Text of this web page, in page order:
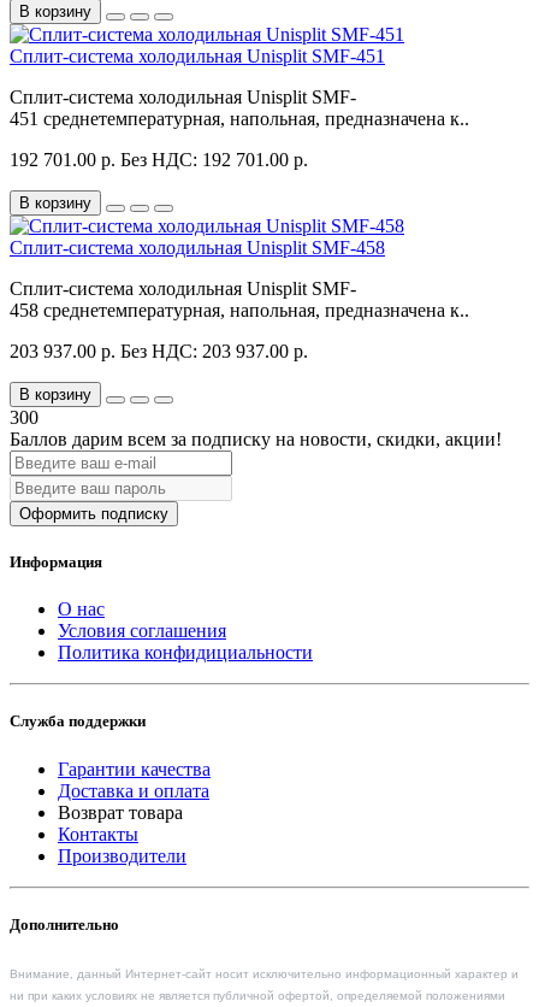
В корзину
Сплит-система холодильная Unisplit SMF-451
Сплит-система холодильная Unisplit SMF-
451 среднетемпературная, напольная, предназначена к..
192 701.00 р. Без НДС: 192 701.00 р.
В корзину
Сплит-система холодильная Unisplit SMF-458
Сплит-система холодильная Unisplit SMF-
458 среднетемпературная, напольная, предназначена к..
203 937.00 р. Без НДС: 203 937.00 р.
В корзину
300
Баллов дарим всем за подписку на новости, скидки, акции!
Оформить подписку
Информация
О нас
Условия соглашения
Политика конфидициальности
Служба поддержки
Гарантии качества
Доставка и оплата
Возврат товара
Контакты
Производители
Дополнительно
Внимание, данный Интернет-сайт носит исключительно информационный характер и
ни при каких условиях не является публичной офертой, определяемой положениями